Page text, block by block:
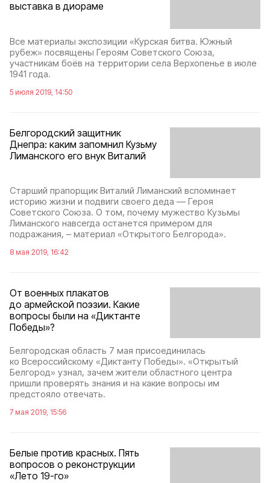
выставка в диораме
Все материалы экспозиции «Курская битва. Южный
рубеж» посвящены Героям Советского Союза,
участникам боёв на территории села Верхопенье в июле
1941 года.
5 июля 2019, 14:50
Белгородский защитник
Днепра: каким запомнил Кузьму
Лиманского его внук Виталий
Старший прапорщик Виталий Лиманский вспоминает
историю жизни и подвиги своего деда — Героя
Советского Союза. О том, почему мужество Кузьмы
Лиманского навсегда останется примером для
подражания, – материал «Открытого Белгорода».
8 мая 2019, 16:42
От военных плакатов
до армейской поэзии. Какие
вопросы были на «Диктанте
Победы»?
Белгородская область 7 мая присоединилась
ко Всероссийскому «Диктанту Победы». «Открытый
Белгород» узнал, зачем жители областного центра
пришли проверять знания и на какие вопросы им
предстояло отвечать.
7 мая 2019, 15:56
Белые против красных. Пять
вопросов о реконструкции
«Лето 19-го»